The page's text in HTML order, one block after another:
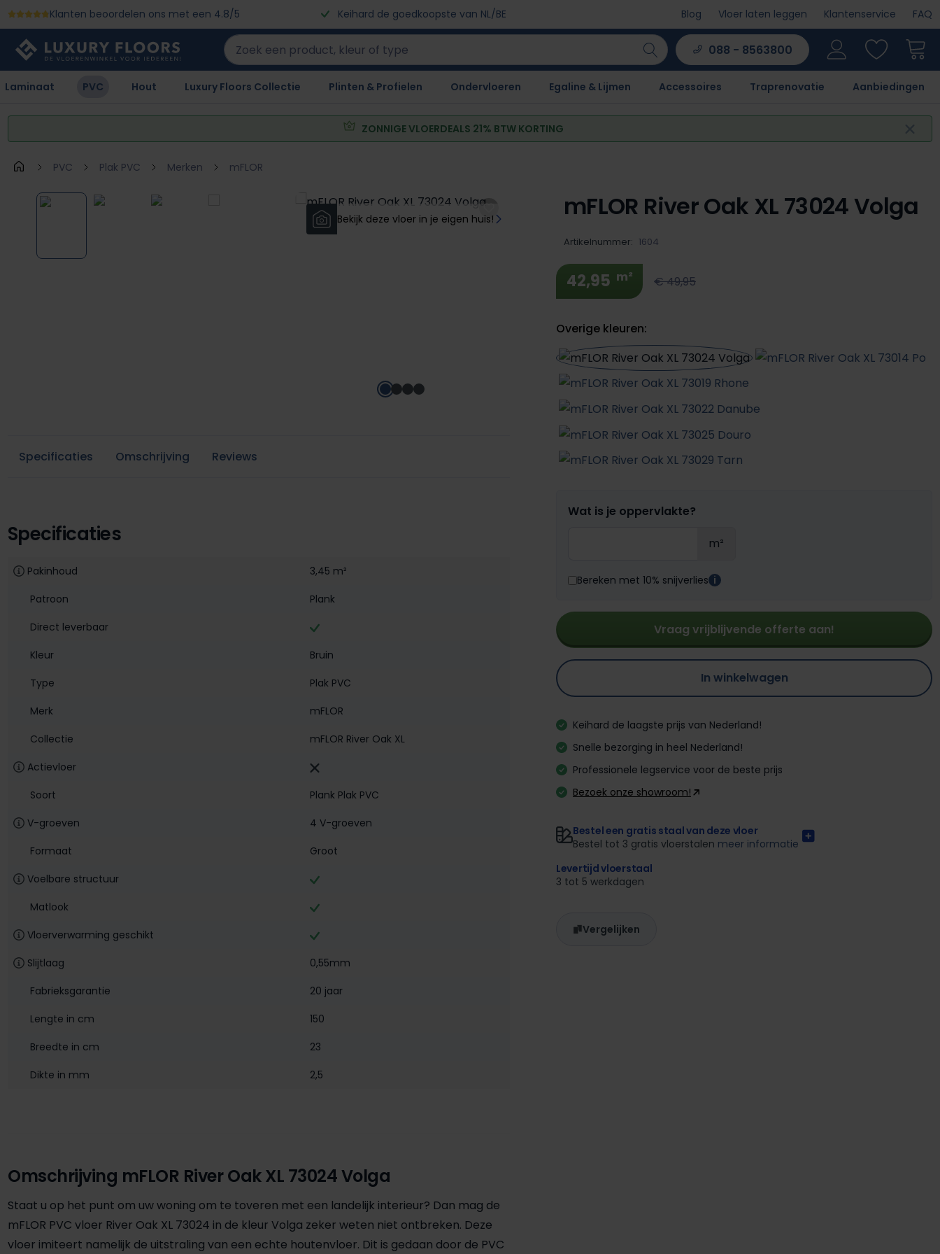
naar de hoofdinhoud
Ga naar de zoekopdracht
Ga naar de hoofdnavigatie
Klanten beoordelen ons met een 4.8/5 Keihard de goedkoopste van NL/BE Blog Vloer laten leggen Klantenservice FAQ
088 - 8563800
Laminaat PVC Hout Luxury Floors Collectie Plinten & Profielen Ondervloeren Egaline & Lijmen Accessoires Traprenovatie Aanbiedingen
ZONNIGE VLOERDEALS 21% BTW KORTING
PVC Plak PVC Merken mFLOR
Afbeeldingengalerij overslaan
Bekijk deze vloer in je eigen huis!
Specificaties Omschrijving Reviews
Specificaties
Pakinhoud
3,45 m²
Patroon
Plank
Direct leverbaar
Kleur
Bruin
Type
Plak PVC
Merk
mFLOR
Collectie
mFLOR River Oak XL
Actievloer
Soort
Plank Plak PVC
V-groeven
4 V-groeven
Formaat
Groot
Voelbare structuur
Matlook
Vloerverwarming geschikt
Slijtlaag
0,55mm
Fabrieksgarantie
20 jaar
Lengte in cm
150
Breedte in cm
23
Dikte in mm
2,5
Omschrijving mFLOR River Oak XL 73024 Volga
Staat u op het punt om uw woning om te toveren met een landelijk interieur? Dan mag de
mFLOR PVC vloer River Oak XL 73024 in de kleur Volga zeker weten niet ontbreken. Deze
vloer imiteert namelijk de uitstraling van een echte houtenvloer. Dit is gedaan door de PVC
mFLOR River Oak XL 73024 Volga
Artikelnummer: 1604
42,95 m² € 49,95
Overige kleuren:
Wat is je oppervlakte?
m²
Bereken met 10% snijverlies i
Vraag vrijblijvende offerte aan!
In winkelwagen
Keihard de laagste prijs van Nederland!
Snelle bezorging in heel Nederland!
Professionele legservice voor de beste prijs
Bezoek onze showroom!
Bestel een gratis staal van deze vloer
Bestel tot 3 gratis vloerstalen meer informatie
Levertijd vloerstaal
3 tot 5 werkdagen
Vergelijken